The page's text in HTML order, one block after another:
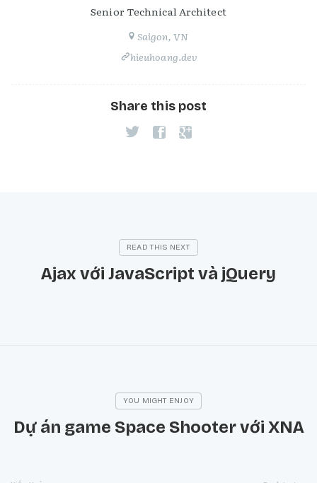
Senior Technical Architect
Saigon, VN
hieuhoang.dev
Share this post
Ajax với JavaScript và jQuery
Dự án game Space Shooter với XNA